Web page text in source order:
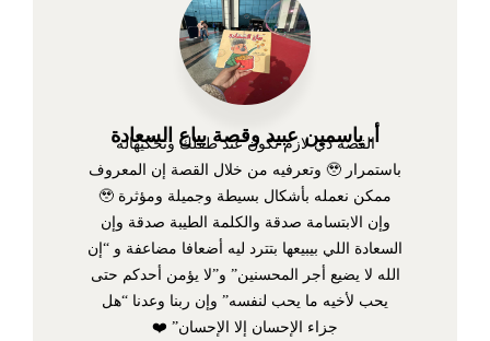
أ. ياسمين عبيد وقصة بياع السعادة
القصة دي لازم تكون عند طفلك وتحكيهاله
باستمرار 🥹 وتعرفيه من خلال القصة إن المعروف
ممكن نعمله بأشكال بسيطة وجميلة ومؤثرة 🥹
وإن الابتسامة صدقة والكلمة الطيبة صدقة وإن
السعادة اللي بيبيعها بتترد ليه أضعافا مضاعفة و “إن
الله لا يضيع أجر المحسنين” و”لا يؤمن أحدكم حتى
يحب لأخيه ما يحب لنفسه” وإن ربنا وعدنا “هل
جزاء الإحسان إلا الإحسان” ❤️